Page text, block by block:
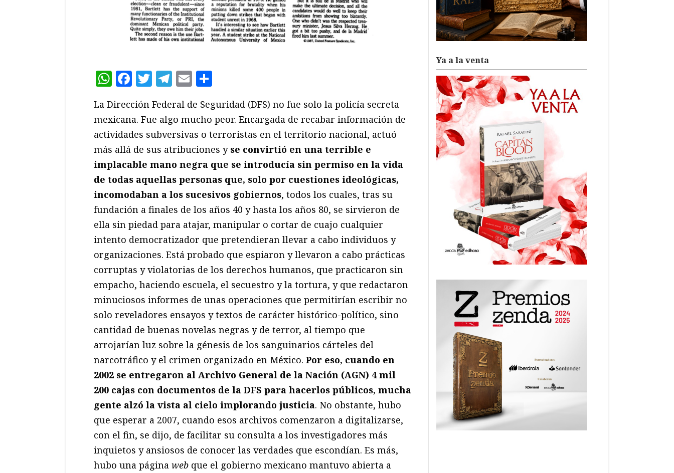
WhatsApp
Facebook
Twitter
Telegram
Email
La Dirección Federal de Seguridad (DFS) no fue solo la policía secreta
mexicana. Fue algo mucho peor. Encargada de recabar información de
actividades subversivas o terroristas en el territorio nacional, actuó
más allá de sus atribuciones y se convirtió en una terrible e
implacable mano negra que se introducía sin permiso en la vida
de todas aquellas personas que, solo por cuestiones ideológicas,
incomodaban a los sucesivos gobiernos, todos los cuales, tras su
fundación a finales de los años 40 y hasta los años 80, se sirvieron de
ella sin piedad para atajar, manipular o cortar de cuajo cualquier
intento democratizador que pretendieran llevar a cabo individuos y
organizaciones. Está probado que espiaron y llevaron a cabo prácticas
corruptas y violatorias de los derechos humanos, que practicaron sin
empacho, haciendo escuela, el secuestro y la tortura, y que redactaron
minuciosos informes de unas operaciones que permitirían escribir no
solo reveladores ensayos y textos de carácter histórico-político, sino
cantidad de buenas novelas negras y de terror, al tiempo que
arrojarían luz sobre la génesis de los sanguinarios cárteles del
narcotráfico y el crimen organizado en México. Por eso, cuando en
2002 se entregaron al Archivo General de la Nación (AGN) 4 mil
200 cajas con documentos de la DFS para hacerlos públicos, mucha
gente alzó la vista al cielo implorando justicia. No obstante, hubo
que esperar a 2007, cuando esos archivos comenzaron a digitalizarse,
con el fin, se dijo, de facilitar su consulta a los investigadores más
inquietos y ansiosos de conocer las verdades que escondían. Es más,
hubo una página web que el gobierno mexicano mantuvo abierta a
Ya a la venta